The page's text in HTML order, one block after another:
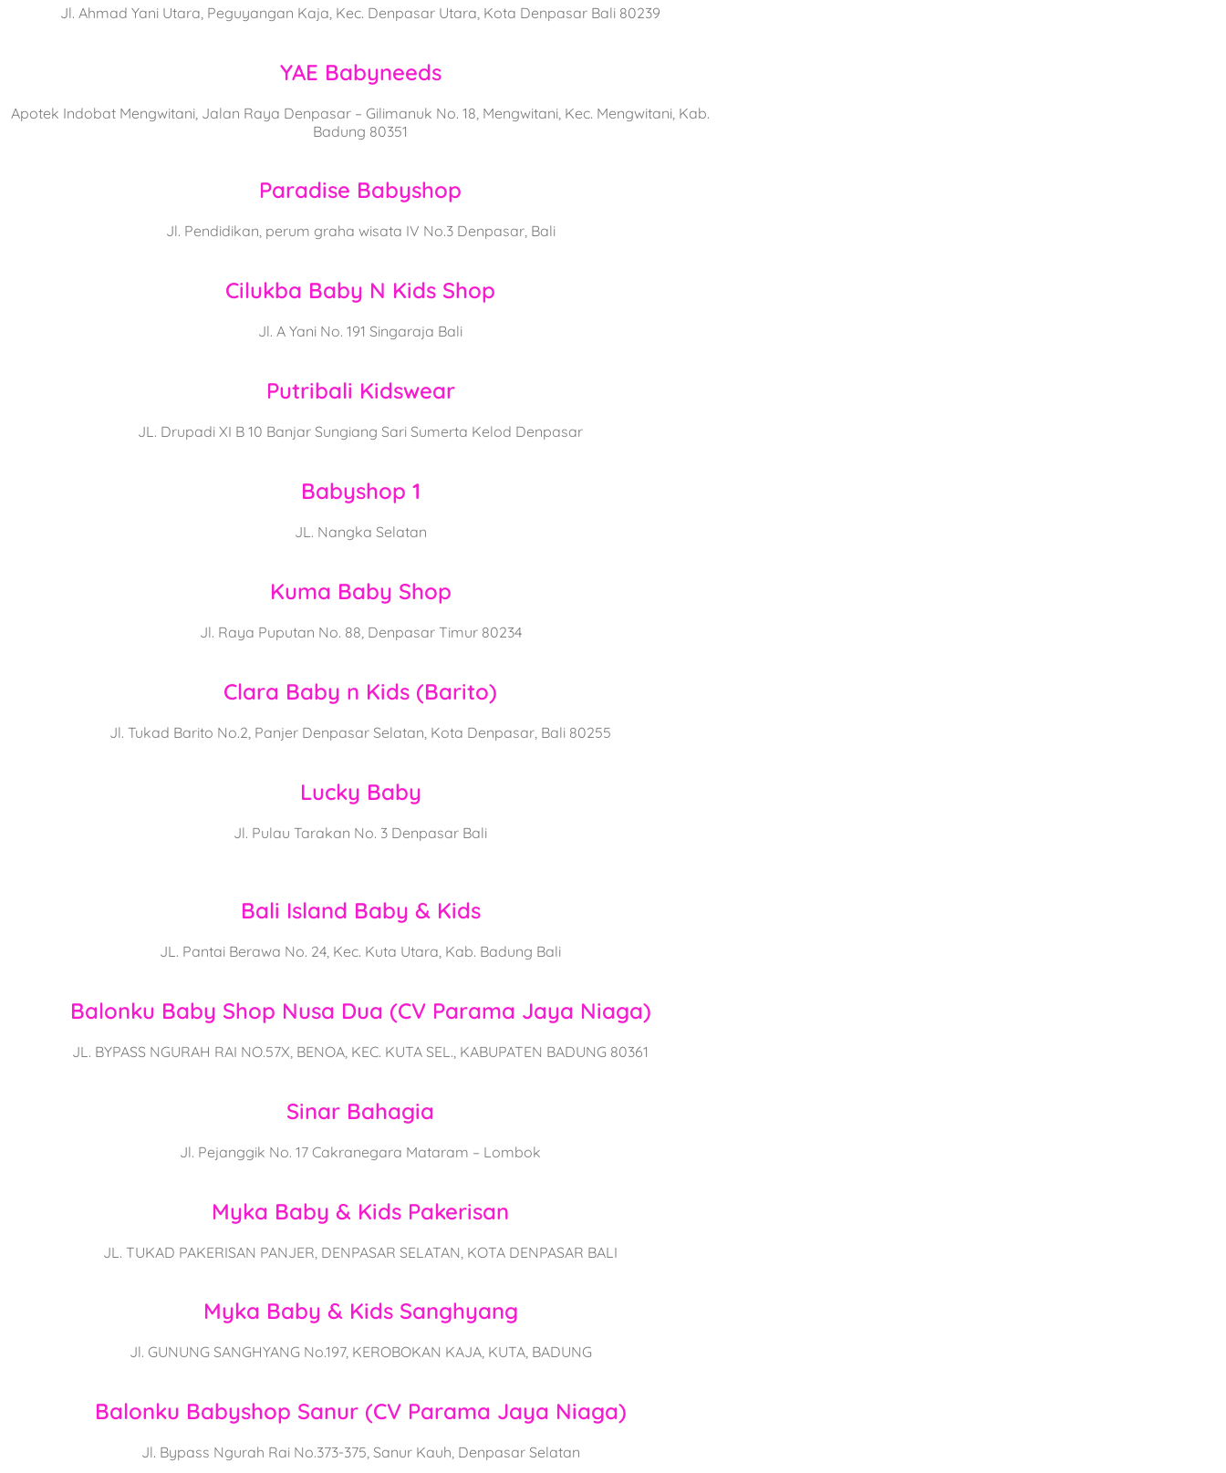
Jl. Ahmad Yani Utara, Peguyangan Kaja, Kec. Denpasar Utara, Kota Denpasar Bali 80239
YAE Babyneeds
Apotek Indobat Mengwitani, Jalan Raya Denpasar – Gilimanuk No. 18, Mengwitani, Kec. Mengwitani, Kab.
Badung 80351
Paradise Babyshop
Jl. Pendidikan, perum graha wisata IV No.3 Denpasar, Bali
Cilukba Baby N Kids Shop
Jl. A Yani No. 191 Singaraja Bali
Putribali Kidswear
JL. Drupadi XI B 10 Banjar Sungiang Sari Sumerta Kelod Denpasar
Babyshop 1
JL. Nangka Selatan
Kuma Baby Shop
Jl. Raya Puputan No. 88, Denpasar Timur 80234
Clara Baby n Kids (Barito)
Jl. Tukad Barito No.2, Panjer Denpasar Selatan, Kota Denpasar, Bali 80255
Lucky Baby
Jl. Pulau Tarakan No. 3 Denpasar Bali
Bali Island Baby & Kids
JL. Pantai Berawa No. 24, Kec. Kuta Utara, Kab. Badung Bali
Balonku Baby Shop Nusa Dua (CV Parama Jaya Niaga)
JL. BYPASS NGURAH RAI NO.57X, BENOA, KEC. KUTA SEL., KABUPATEN BADUNG 80361
Sinar Bahagia
Jl. Pejanggik No. 17 Cakranegara Mataram – Lombok
Myka Baby & Kids Pakerisan
JL. TUKAD PAKERISAN PANJER, DENPASAR SELATAN, KOTA DENPASAR BALI
Myka Baby & Kids Sanghyang
Jl. GUNUNG SANGHYANG No.197, KEROBOKAN KAJA, KUTA, BADUNG
Balonku Babyshop Sanur (CV Parama Jaya Niaga)
Jl. Bypass Ngurah Rai No.373-375, Sanur Kauh, Denpasar Selatan